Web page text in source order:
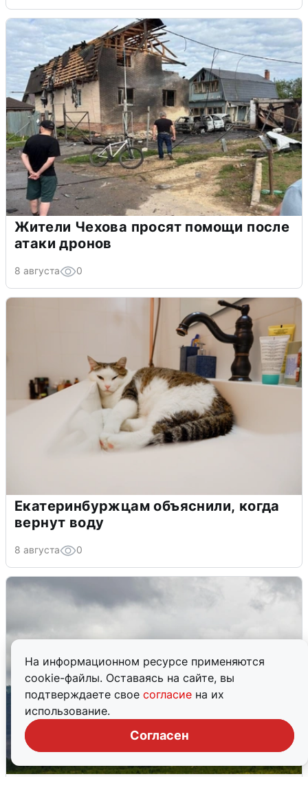
На информационном ресурсе применяются
cookie-файлы. Оставаясь на сайте, вы
подтверждаете свое согласие на их
использование.
Согласен
Жители Чехова просят помощи после
атаки дронов
8 августа 0
Екатеринбуржцам объяснили, когда
вернут воду
8 августа 0